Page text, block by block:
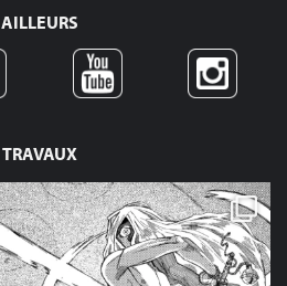
TRAVAUX
AILLEURS